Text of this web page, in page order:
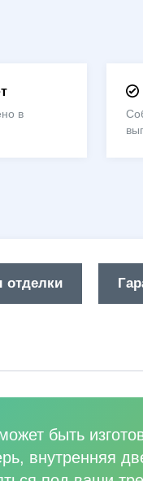
в
отделки
быть
внутренняя